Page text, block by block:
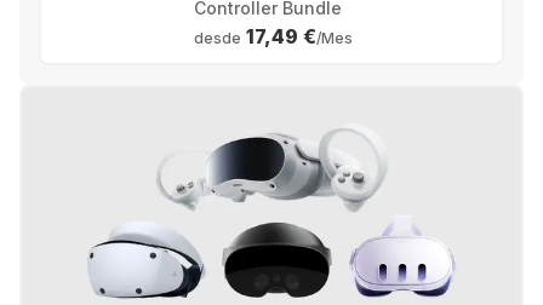
Controller Bundle
desde 17,49 €/Mes